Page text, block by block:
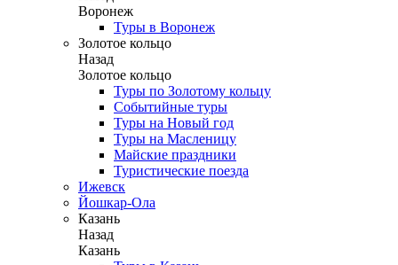
Воронеж
Туры в Воронеж
Золотое кольцо
Назад
Золотое кольцо
Туры по Золотому кольцу
Событийные туры
Туры на Новый год
Туры на Масленицу
Майские праздники
Туристические поезда
Ижевск
Йошкар-Ола
Казань
Назад
Казань